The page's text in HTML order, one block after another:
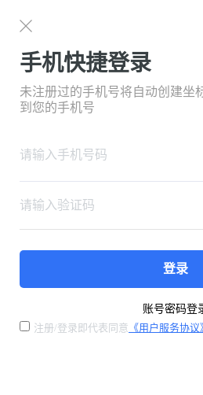
手机快捷登录
未注册过的手机号将自动创建坐
到您的手机号
登录
账号密码登
注册/登录即代表同意 《用户服务协议